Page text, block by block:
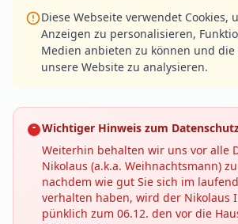
Diese Webseite verwendet Cookies,
Anzeigen zu personalisieren,
Medien anbieten zu können und
unsere Website zu analysieren.
Wichtiger Hinweis zum
Weiterhin behalten wir uns vor alle
Nikolaus (a.k.a. Weihnachtsmann)
nachdem wie gut Sie sich im
verhalten haben, wird der Nikolaus
pünklich zum 06.12. den vor die